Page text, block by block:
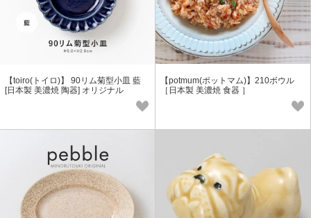
【toiro(トイロ)】 90リム菊型小皿 藍
[日本製 美濃焼 陶器] オリジナル
【potmum(ポットマム)】210ボウル
［日本製 美濃焼 食器 ］